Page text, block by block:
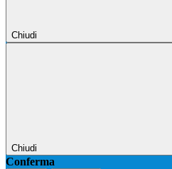
Chiudi
Chiudi
Conferma